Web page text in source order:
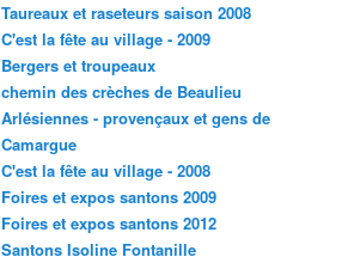
Taureaux et raseteurs saison 2008
C'est la fête au village - 2009
Bergers et troupeaux
chemin des crèches de Beaulieu
Arlésiennes - provençaux et gens de
Camargue
C'est la fête au village - 2008
Foires et expos santons 2009
Foires et expos santons 2012
Santons Isoline Fontanille